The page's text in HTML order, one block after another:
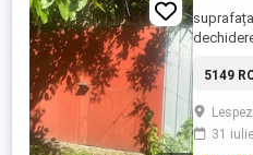
baie ,
Pomi
5149
31 iulie